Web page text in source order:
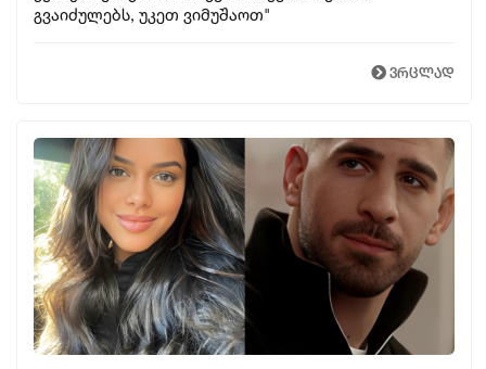
გვაიძულებს, უკეთ ვიმუშაოთ"
ვრცლად